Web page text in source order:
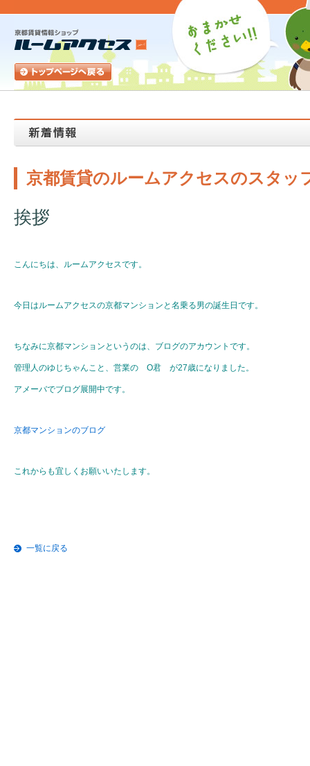
京都賃貸のルームアクセスのスタ
挨拶
こんにちは、ルームアクセスです。
今日はルームアクセスの京都マンションと名乗る男の誕生日です。
ちなみに京都マンションというのは、ブログのアカウントです。
管理人のゆじちゃんこと、営業の O君 が27歳になりました。
アメーバでブログ展開中です。
京都マンションのブログ
これからも宜しくお願いいたします。
一覧に戻る